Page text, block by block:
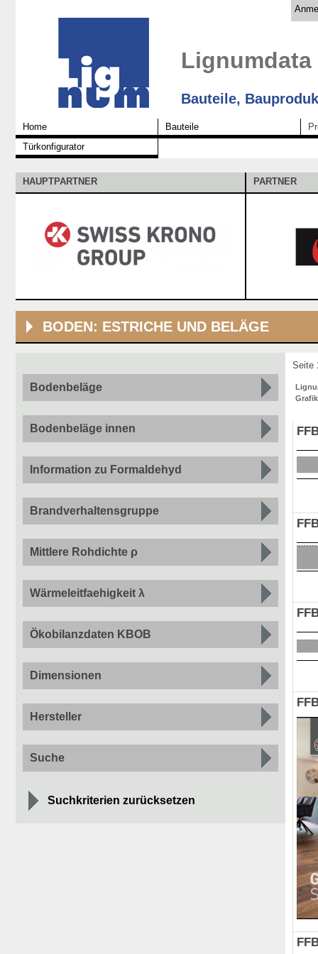
Lignumdata
Bauteile,
Home Bauteile
Türkonfigurator
HAUPTPARTNER PARTNER
BODEN: ESTRICHE UND BELÄGE
Bodenbeläge
Bodenbeläge innen
Information zu Formaldehyd
Brandverhaltensgruppe
Mittlere Rohdichte ρ
Wärmeleitfaehigkeit λ
Ökobilanzdaten KBOB
Dimensionen
Hersteller
Suche
Suchkriterien zurücksetzen
Seite
Grafik